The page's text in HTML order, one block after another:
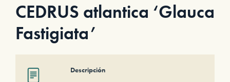
CEDRUS atlantica ‘Glauca
Fastigiata’
Descripción